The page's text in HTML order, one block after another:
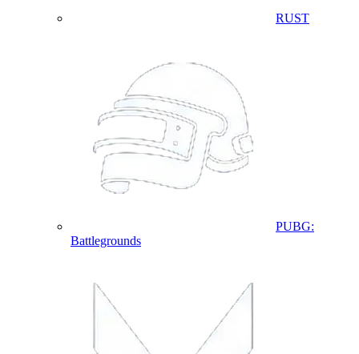
RUST
PUBG:
Battlegrounds